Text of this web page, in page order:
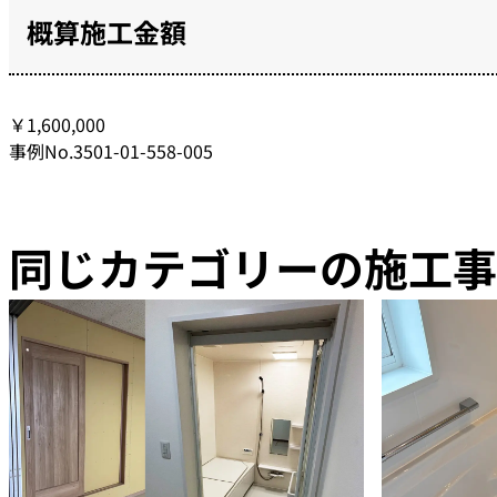
概算施工金額
￥1,600,000
事例No.3501-01-558-005
同じカテゴリーの施工